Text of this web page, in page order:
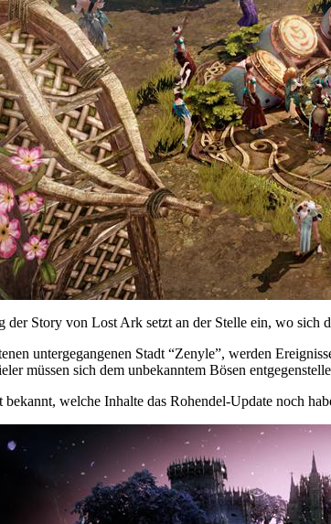
der Story von Lost Ark setzt an der Stelle ein, wo sich
untergegangenen Stadt “Zenyle”, werden
müssen sich dem unbekanntem Bösen
welche Inhalte das Rohendel-Update noch